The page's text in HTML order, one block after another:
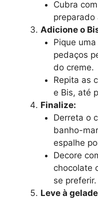
Cubra
preparado
Adicione o
Pique
pedaços
do creme.
Repita as
e Bis, até
Finalize:
Derreta o
banho-
espalhe
Decore
chocolate
se preferir.
Leve à